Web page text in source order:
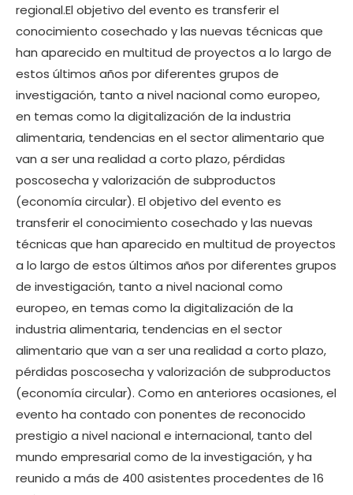
regional.El objetivo del evento es transferir el
conocimiento cosechado y las nuevas técnicas que
han aparecido en multitud de proyectos a lo largo de
estos últimos años por diferentes grupos de
investigación, tanto a nivel nacional como europeo,
en temas como la digitalización de la industria
alimentaria, tendencias en el sector alimentario que
van a ser una realidad a corto plazo, pérdidas
poscosecha y valorización de subproductos
(economía circular). El objetivo del evento es
transferir el conocimiento cosechado y las nuevas
técnicas que han aparecido en multitud de proyectos
a lo largo de estos últimos años por diferentes grupos
de investigación, tanto a nivel nacional como
europeo, en temas como la digitalización de la
industria alimentaria, tendencias en el sector
alimentario que van a ser una realidad a corto plazo,
pérdidas poscosecha y valorización de subproductos
(economía circular). Como en anteriores ocasiones, el
evento ha contado con ponentes de reconocido
prestigio a nivel nacional e internacional, tanto del
mundo empresarial como de la investigación, y ha
reunido a más de 400 asistentes procedentes de 16